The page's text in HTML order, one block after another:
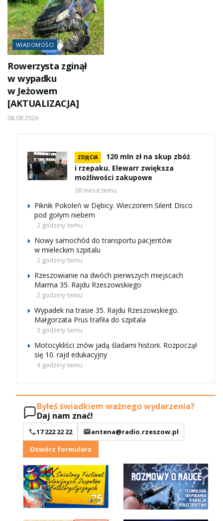
WIADOMOŚCI
Rowerzysta zginął
w wypadku
w Jeżowem
[AKTUALIZACJA]
08.08.2026
ZDJĘCIA
120 mln zł na skup zbóż
i rzepaku. Elewarr zwiększa
możliwości zakupowe
38 minut temu
Piknik Pokoleń w Dębicy. Wieczorem Silent Disco
pod gołym niebem
2 godziny temu
Nowy samochód do transportu pacjentów
w mieleckim szpitalu
2 godziny temu
Rzeszowianie na dwóch pierwszych miejscach
Marma 35. Rajdu Rzeszowskiego
2 godziny temu
Wypadek na trasie 35. Rajdu Rzeszowskiego.
Małgorzata Prus trafiła do szpitala
3 godziny temu
Motocykliści znów jadą śladami historii. Rozpoczął
się 10. rajd edukacyjny
4 godziny temu
Byłeś świadkiem ważnego wydarzenia?
Daj nam znać!
17 222 22 22
antena@radio.rzeszow.pl
Otwórz formularz